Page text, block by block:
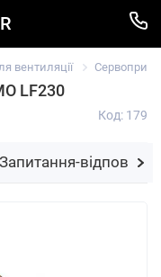
вентиляції
LF230
Код: 179
Запитання-відповідь